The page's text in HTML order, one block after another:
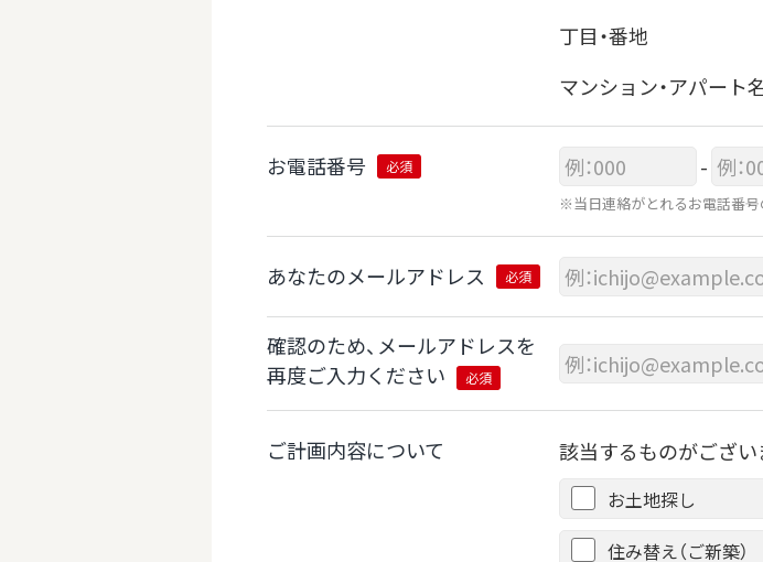
丁目・番地
マンション・アパート
お電話番号 必須 -
※当日連絡がとれるお電話番号
あなたのメールアドレス 必須
確認のため、メールアドレスを
再度ご入力ください
必須
ご計画内容について 該当するものがござい
お土地探し
住み替え（ご新築）